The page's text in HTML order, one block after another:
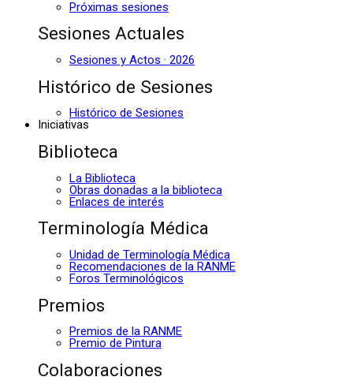
Próximas sesiones
Sesiones Actuales
Sesiones y Actos · 2026
Histórico de Sesiones
Histórico de Sesiones
Iniciativas
Biblioteca
La Biblioteca
Obras donadas a la biblioteca
Enlaces de interés
Terminología Médica
Unidad de Terminología Médica
Recomendaciones de la RANME
Foros Terminológicos
Premios
Premios de la RANME
Premio de Pintura
Colaboraciones